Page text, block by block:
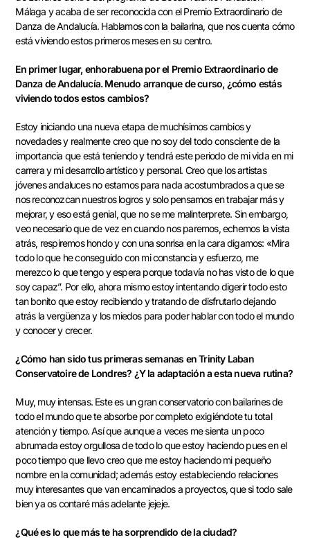
Málaga y acaba de ser reconocida con el Premio Extraordinario de
Danza de Andalucía. Hablamos con la bailarina, que nos cuenta cómo
está viviendo estos primeros meses en su centro.
En primer lugar, enhorabuena por el Premio Extraordinario de
Danza de Andalucía. Menudo arranque de curso, ¿cómo estás
viviendo todos estos cambios?
Estoy iniciando una nueva etapa de muchísimos cambios y
novedades y realmente creo que no soy del todo consciente de la
importancia que está teniendo y tendrá este periodo de mi vida en mi
carrera y mi desarrollo artístico y personal. Creo que los artistas
jóvenes andaluces no estamos para nada acostumbrados a que se
nos reconozcan nuestros logros y solo pensamos en trabajar más y
mejorar, y eso está genial, que no se me malinterprete. Sin embargo,
veo necesario que de vez en cuando nos paremos, echemos la vista
atrás, respiremos hondo y con una sonrisa en la cara digamos: «Mira
todo lo que he conseguido con mi constancia y esfuerzo, me
merezco lo que tengo y espera porque todavía no has visto de lo que
soy capaz”. Por ello, ahora mismo estoy intentando digerir todo esto
tan bonito que estoy recibiendo y tratando de disfrutarlo dejando
atrás la vergüenza y los miedos para poder hablar con todo el mundo
y conocer y crecer.
¿Cómo han sido tus primeras semanas en Trinity Laban
Conservatoire de Londres? ¿Y la adaptación a esta nueva rutina?
Muy, muy intensas. Este es un gran conservatorio con bailarines de
todo el mundo que te absorbe por completo exigiéndote tu total
atención y tiempo. Así que aunque a veces me sienta un poco
abrumada estoy orgullosa de todo lo que estoy haciendo pues en el
poco tiempo que llevo creo que me estoy haciendo mi pequeño
nombre en la comunidad; además estoy estableciendo relaciones
muy interesantes que van encaminados a proyectos, que si todo sale
bien ya os contaré más adelante jejeje.
¿Qué es lo que más te ha sorprendido de la ciudad?